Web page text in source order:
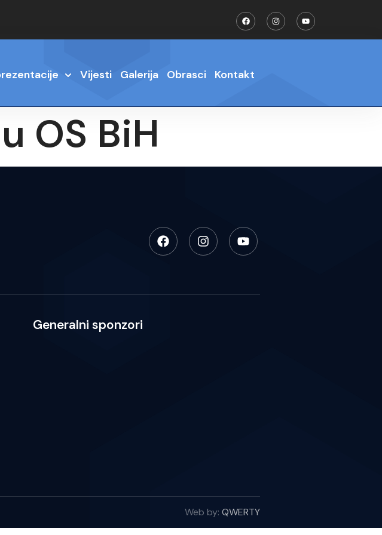
Vijesti Galerija Obrasci Kontakt
OS BiH
Generalni sponzori
Web by: QWERTY